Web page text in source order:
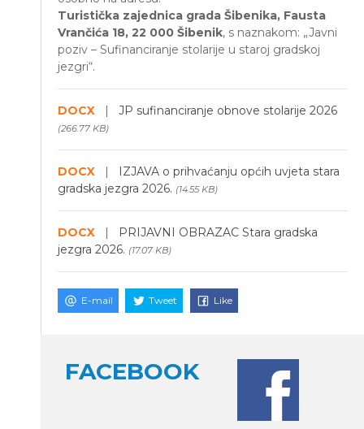
Turistička zajednica grada Šibenika, Fausta
Vrančića 18, 22 000 Šibenik, s naznakom: „Javni
poziv – Sufinanciranje stolarije u staroj gradskoj
jezgri“.
DOCX | JP sufinanciranje obnove stolarije 2026
(266.77 KB)
DOCX |
IZJAVA o prihvaćanju općih uvjeta stara
gradska jezgra 2026. (14.55 KB)
DOCX |
PRIJAVNI OBRAZAC Stara gradska
jezgra 2026. (17.07 KB)
E-mail Tweet Like
FACEBOOK